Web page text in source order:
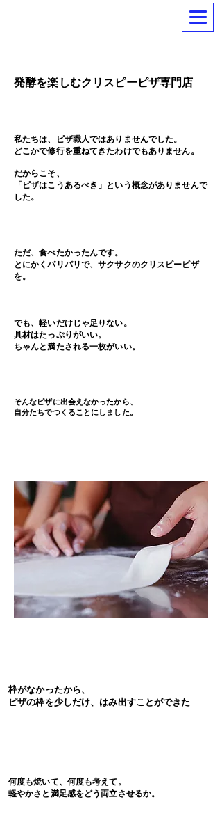
発酵を楽しむクリスピーピザ専門店
私たちは、ピザ職人ではありませんでした。
どこかで修行を重ねてきたわけでもありません。
だからこそ、
「ピザはこうあるべき」という概念がありませんで
した。
ただ、食べたかったんです。
とにかくパリパリで、サクサクのクリスピーピザ
を。
でも、軽いだけじゃ足りない。
具材はたっぷりがいい。
ちゃんと満たされる一枚がいい。
そんなピザに出会えなかったから、
​自分たちでつくることにしました。
枠がなかったから、
​ピザの枠を少しだけ、はみ出すことができた
何度も焼いて、何度も考えて。
軽やかさと満足感をどう両立させるか。